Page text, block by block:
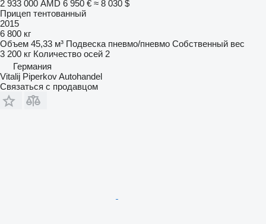
2 933 000 AMD 6 950 € ≈ 8 030 $
Прицеп тентованный
2015
6 800 кг
Объем 45,33 м³ Подвеска пневмо/пневмо Собственный вес
3 200 кг Количество осей 2
Германия
Vitalij Piperkov Autohandel
Связаться с продавцом